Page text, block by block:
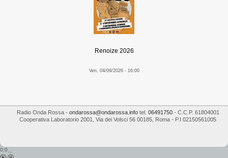
Renoize 2026
Ven, 04/09/2026 - 16:00
Radio Onda Rossa- ondarossa@ondarossa.infotel. 06491750- C.C.P. 61804001
Cooperativa Laboratorio 2001
Via dei Volsci 56 00185 Roma - P.I 02150561005
0:0